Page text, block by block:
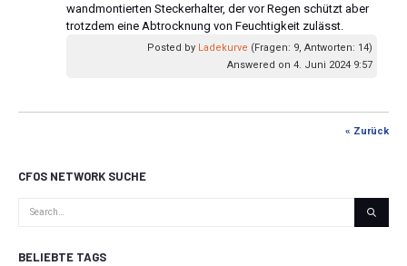
wandmontierten Steckerhalter, der vor Regen schützt aber
trotzdem eine Abtrocknung von Feuchtigkeit zulässt.
Posted by Ladekurve (Fragen: 9, Antworten: 14)
Answered on 4. Juni 2024 9:57
« Zurück
CFOS NETWORK SUCHE
BELIEBTE TAGS